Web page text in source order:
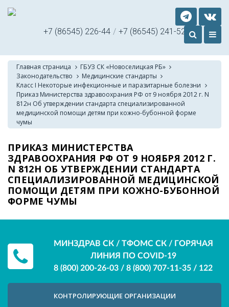
+7 (86545) 226-44 / +7 (86545) 241-52
Главная страница
ГБУЗ СК «Новоселицкая РБ»
Законодательство
Медицинские стандарты
Класс I Некоторые инфекционные и паразитарные болезни
Приказ Министерства здравоохрания РФ от 9 ноября 2012 г. N
812н Об утверждении стандарта специализированной
медицинской помощи детям при кожно-бубонной форме
чумы
ПРИКАЗ МИНИСТЕРСТВА
ЗДРАВООХРАНИЯ РФ ОТ 9 НОЯБРЯ 2012 Г.
N 812Н ОБ УТВЕРЖДЕНИИ СТАНДАРТА
СПЕЦИАЛИЗИРОВАННОЙ МЕДИЦИНСКОЙ
ПОМОЩИ ДЕТЯМ ПРИ КОЖНО-БУБОННОЙ
ФОРМЕ ЧУМЫ
МИНЗДРАВ СК / ТФОМС СК / ГОРЯЧАЯ
ЛИНИЯ ПО COVID-19
8 (800) 200-26-03 / 8 (800) 707-11-35 / 122
КОНТРОЛИРУЮЩИЕ ОРГАНИЗАЦИИ